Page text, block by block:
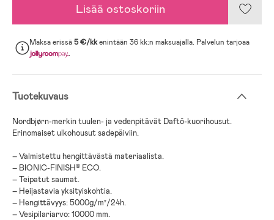
Lisää ostoskoriin
Maksa erissä5 €/kkenintään 36 kk:n maksuajalla. Palvelun tarjoaa
.
Tuotekuvaus
Nordbjørn-merkin tuulen- ja vedenpitävät Daftö-kuorihousut.
Erinomaiset ulkohousut sadepäiviin.
– Valmistettu hengittävästä materiaalista.
– BIONIC-FINISH® ECO.
– Teipatut saumat.
– Heijastavia yksityiskohtia.
– Hengittävyys: 5000g/m²/24h.
– Vesipilariarvo: 10000 mm.